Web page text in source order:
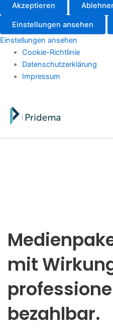
Akzeptieren
Einstellungen ansehen
Einstellungen ansehen
Cookie-Richtlinie
Datenschutzerklärung
Impressum
mit
bezahlbar.